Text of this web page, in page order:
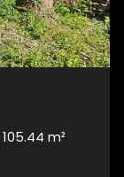
Maison 6 pièce(s) 4 chambre(s) 105.44 m²